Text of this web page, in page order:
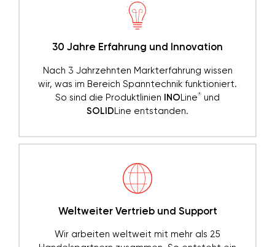
30 Jahre Erfahrung und Innovation
Nach 3 Jahrzehnten Markterfahrung wissen
wir, was im Bereich Spanntechnik funktioniert.
So sind die Produktlinien INOLine® und
SOLIDLine entstanden.
Weltweiter Vertrieb und Support
Wir arbeiten weltweit mit mehr als 25